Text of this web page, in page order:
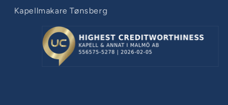
Kapellmakare Tønsberg